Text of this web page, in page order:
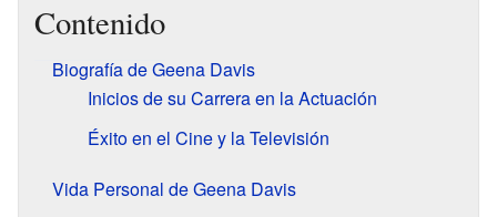
Contenido
Biografía de Geena Davis
Inicios de su Carrera en la Actuación
Éxito en el Cine y la Televisión
Vida Personal de Geena Davis